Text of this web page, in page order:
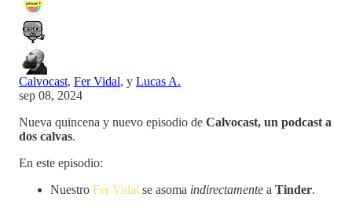
Calvocast, Fer Vidal, y Lucas A.
sep 08, 2024
Nueva quincena y nuevo episodio de Calvocast, un podcast a
dos calvas.
En este episodio:
Nuestro Fer Vidal se asoma indirectamente a Tinder.